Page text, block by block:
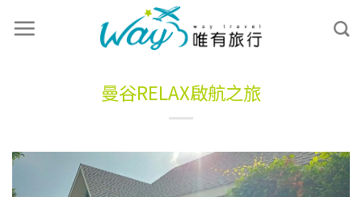
曼谷RELAX啟航之旅